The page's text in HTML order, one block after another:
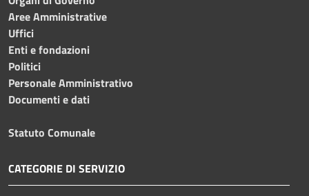
Aree Amministrative
Uffici
Enti e fondazioni
Politici
Personale Amministrativo
Documenti e dati
Statuto Comunale
CATEGORIE DI SERVIZIO